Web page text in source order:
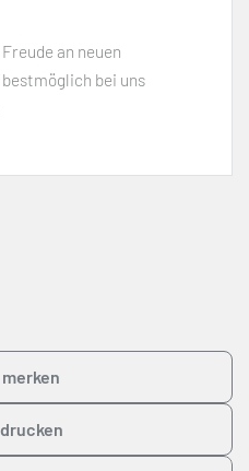
an neuen
bei uns